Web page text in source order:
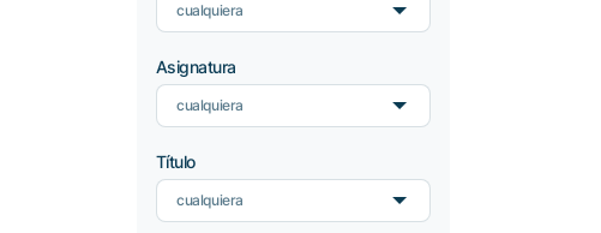
cualquiera
Asignatura
cualquiera
Título
cualquiera